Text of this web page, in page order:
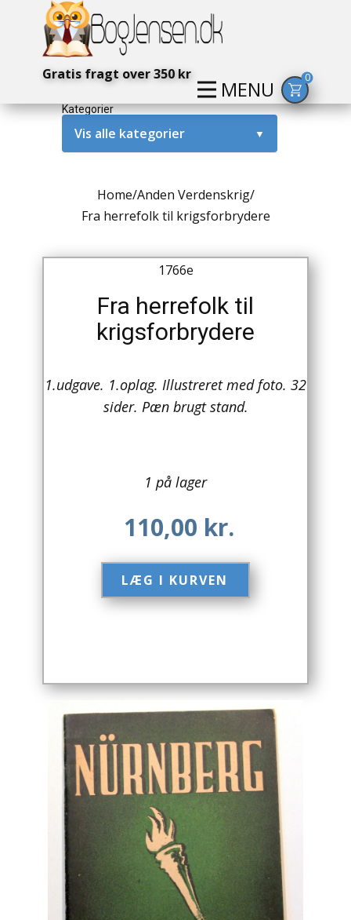
MENU
Gratis fragt over 350 kr 0
Kategorier
Vis alle kategorier ▼
Amerika / USA
Antikke / Specielle Bøger
Antikviteter
Arkæologi
Arkitektur
Asien
Biografier / Erindringer
Børn / Unge
Børnebøger
Bryggerier
Drikkevare / Øl / Vin
Engelsk
Erhverv
Fantasy / Sciencefiction
Filosofi
Håndarbejde
Home/Anden Verdenskrig/
Fra herrefolk til krigsforbrydere
1766e
Fra herrefolk til
krigsforbrydere
1.udgave. 1.oplag. Illustreret med foto. 32
sider. Pæn brugt stand.
1 på lager
110,00 kr.
LÆG I KURVEN​